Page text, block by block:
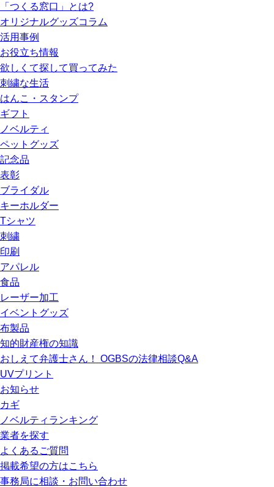
「つくる窓口」とは?
オリジナルグッズコラム
活用事例
お役立ち情報
欲しくて探して買ってみた
刺繍な生活
はんこ・スタンプ
ギフト
ノベルティ
ペットグッズ
記念品
表彰
ブライダル
キーホルダー
Tシャツ
刺繍
印刷
アパレル
食品
レーザー加工
イベントグッズ
布製品
知的財産権の知識
おしえて弁護士さん！ OGBSの法律相談Q&A
UVプリント
お知らせ
カギ
ノベルティランキング
業者を探す
よくあるご質問
掲載希望の方はこちら
事務局に相談・お問い合わせ